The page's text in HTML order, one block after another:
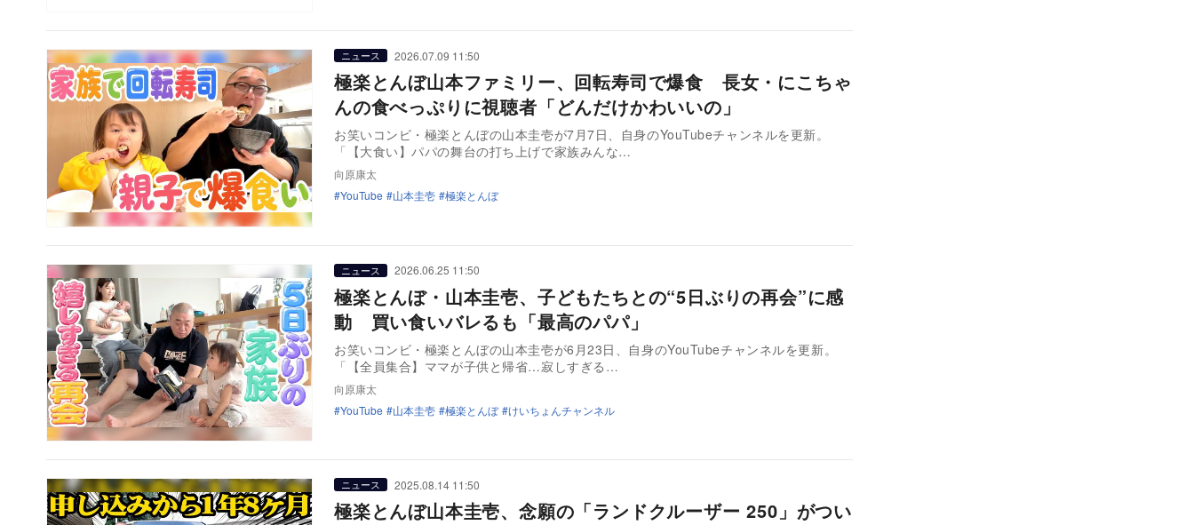
ニュース 2026.07.09 11:50
極楽とんぼ山本ファミリー、回転寿司で爆食 長女・にこちゃ
んの食べっぷりに視聴者「どんだけかわいいの」
お笑いコンビ・極楽とんぼの山本圭壱が7月7日、自身のYouTubeチャンネルを更新。
「【大食い】パパの舞台の打ち上げで家族みんな…
向原康太
YouTube
山本圭壱 極楽とんぼ
ニュース 2026.06.25 11:50
極楽とんぼ・山本圭壱、子どもたちとの“5日ぶりの再会”に感
動 買い食いバレるも「最高のパパ」
お笑いコンビ・極楽とんぼの山本圭壱が6月23日、自身のYouTubeチャンネルを更新。
「【全員集合】ママが子供と帰省…寂しすぎる…
向原康太
YouTube
山本圭壱 極楽とんぼ けいちょんチャンネル
ニュース 2025.08.14 11:50
極楽とんぼ山本圭壱、念願の「ランドクルーザー 250」がつい